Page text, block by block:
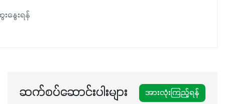
နွေးရန်
ဆက်စပ်ဆောင်းပါးများ အားလုံးကြည့်ရန်